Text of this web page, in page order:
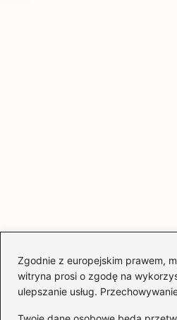
Zgodnie z europejskim prawem,
witryna prosi o zgodę na
ulepszanie usług.